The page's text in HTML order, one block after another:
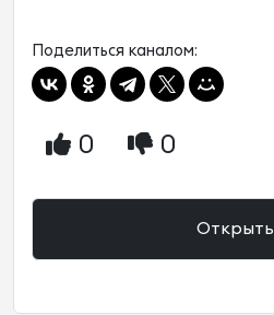
Поделиться каналом:
0 0
Открыть